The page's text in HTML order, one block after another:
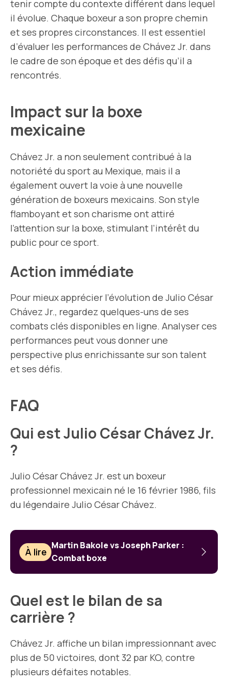
tenir compte du contexte différent dans lequel
il évolue. Chaque boxeur a son propre chemin
et ses propres circonstances. Il est essentiel
d’évaluer les performances de Chávez Jr. dans
le cadre de son époque et des défis qu’il a
rencontrés.
Impact sur la boxe
mexicaine
Chávez Jr. a non seulement contribué à la
notoriété du sport au Mexique, mais il a
également ouvert la voie à une nouvelle
génération de boxeurs mexicains. Son style
flamboyant et son charisme ont attiré
l’attention sur la boxe, stimulant l’intérêt du
public pour ce sport.
Action immédiate
Pour mieux apprécier l’évolution de Julio César
Chávez Jr., regardez quelques-uns de ses
combats clés disponibles en ligne. Analyser ces
performances peut vous donner une
perspective plus enrichissante sur son talent
et ses défis.
FAQ
Qui est Julio César Chávez Jr.
?
Julio César Chávez Jr. est un boxeur
professionnel mexicain né le 16 février 1986, fils
du légendaire Julio César Chávez.
À lire
Martin Bakole vs Joseph Parker :
Combat boxe
Quel est le bilan de sa
carrière ?
Chávez Jr. affiche un bilan impressionnant avec
plus de 50 victoires, dont 32 par KO, contre
plusieurs défaites notables.